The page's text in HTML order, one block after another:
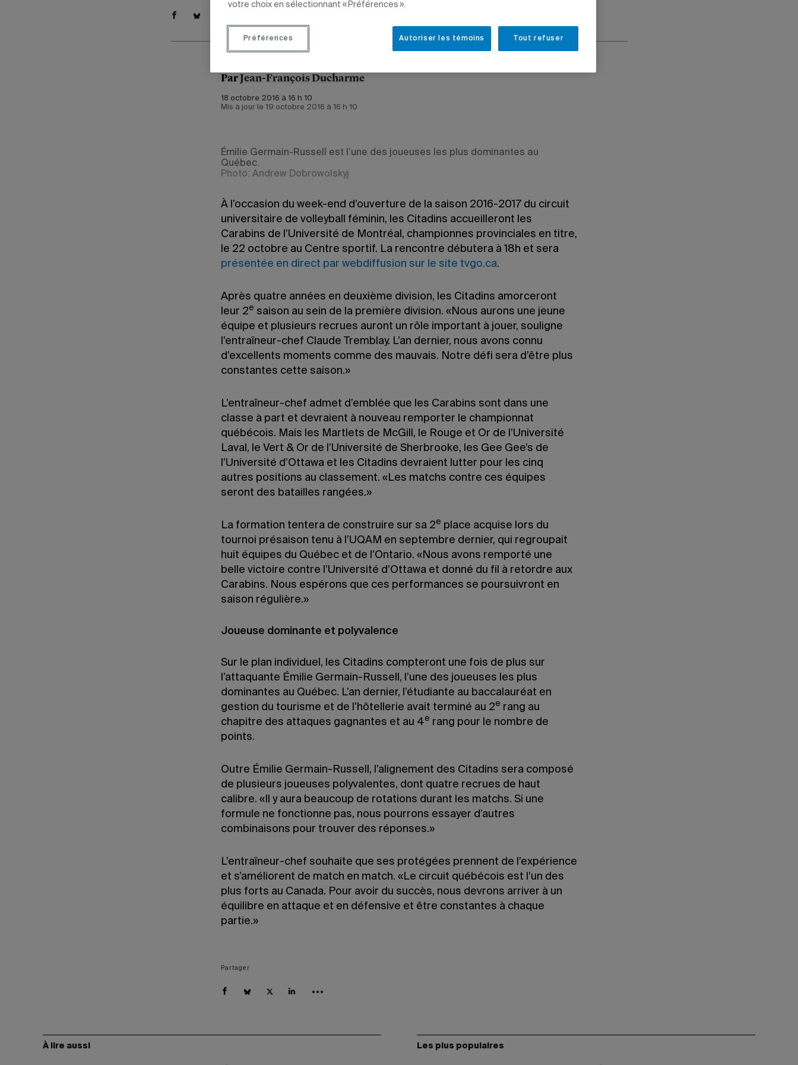
ParJean-François Ducharme
18 octobre 2016 à 16 h 10
Mis à jour le 19 octobre 2016 à 16 h 10
Émilie Germain-Russell est l’une des joueuses les plus dominantes au
Québec.
Photo: Andrew Dobrowolskyj
À l’occasion du week-end d’ouverture de la saison 2016-2017 du circuit
universitaire de volleyball féminin, les Citadins accueilleront les
Carabins de l’Université de Montréal, championnes provinciales en titre,
le 22 octobre au Centre sportif. La rencontre débutera à 18h et sera
présentée en direct par webdiffusion sur le site tvgo.ca.
Après quatre années en deuxième division, les Citadins amorceront
leur 2e saison au sein de la première division. «Nous aurons une jeune
équipe et plusieurs recrues auront un rôle important à jouer, souligne
l’entraîneur-chef Claude Tremblay. L’an dernier, nous avons connu
d’excellents moments comme des mauvais. Notre défi sera d’être plus
constantes cette saison.»
L’entraîneur-chef admet d’emblée que les Carabins sont dans une
classe à part et devraient à nouveau remporter le championnat
québécois. Mais les Martlets de McGill, le Rouge et Or de l’Université
Laval, le Vert & Or de l’Université de Sherbrooke, les Gee Gee’s de
l’Université d’Ottawa et les Citadins devraient lutter pour les cinq
autres positions au classement. «Les matchs contre ces équipes
seront des batailles rangées.»
La formation tentera de construire sur sa 2e place acquise lors du
tournoi présaison tenu à l’UQAM en septembre dernier, qui regroupait
huit équipes du Québec et de l’Ontario. «Nous avons remporté une
belle victoire contre l’Université d’Ottawa et donné du fil à retordre aux
Carabins. Nous espérons que ces performances se poursuivront en
saison régulière.»
Joueuse dominante et polyvalence
Sur le plan individuel, les Citadins compteront une fois de plus sur
l’attaquante Émilie Germain-Russell, l’une des joueuses les plus
dominantes au Québec. L’an dernier, l’étudiante au baccalauréat en
gestion du tourisme et de l’hôtellerie avait terminé au 2e rang au
chapitre des attaques gagnantes et au 4e rang pour le nombre de
points.
Outre Émilie Germain-Russell, l’alignement des Citadins sera composé
de plusieurs joueuses polyvalentes, dont quatre recrues de haut
calibre. «Il y aura beaucoup de rotations durant les matchs. Si une
formule ne fonctionne pas, nous pourrons essayer d’autres
combinaisons pour trouver des réponses.»
L’entraîneur-chef souhaite que ses protégées prennent de l’expérience
et s’améliorent de match en match. «Le circuit québécois est l’un des
plus forts au Canada. Pour avoir du succès, nous devrons arriver à un
équilibre en attaque et en défensive et être constantes à chaque
partie.»
Partager
À lire aussi Les plus populaires
votre choix en sélectionnant « Préférences ».
Tout refuser
Autoriser les témoins
Préférences